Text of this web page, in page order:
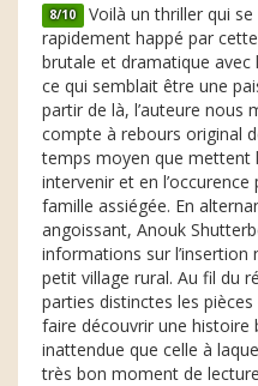
8/10 Voilà un thriller qui
rapidement happé par
brutale et dramatique avec
ce qui semblait être une
partir de là, l’auteure nous
compte à rebours original
temps moyen que mettent
intervenir et en
famille assiégée. En
angoissant, Anouk
informations sur
petit village rural. Au fil du
parties distinctes les
faire découvrir une histoire
inattendue que celle à
très bon moment de